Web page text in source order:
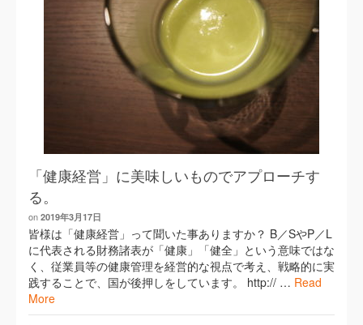
「健康経営」に美味しいものでアプローチす
る。
on 2019年3月17日
皆様は「健康経営」って聞いた事ありますか？ B／SやP／L
に代表される財務諸表が「健康」「健全」という意味ではな
く、従業員等の健康管理を経営的な視点で考え、戦略的に実
践することで、国が後押しをしています。 http:// … Read
More